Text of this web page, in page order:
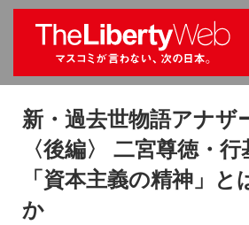
新・過去世物語アナザ
〈後編〉 二宮尊徳・
「資本主義の精神」
か